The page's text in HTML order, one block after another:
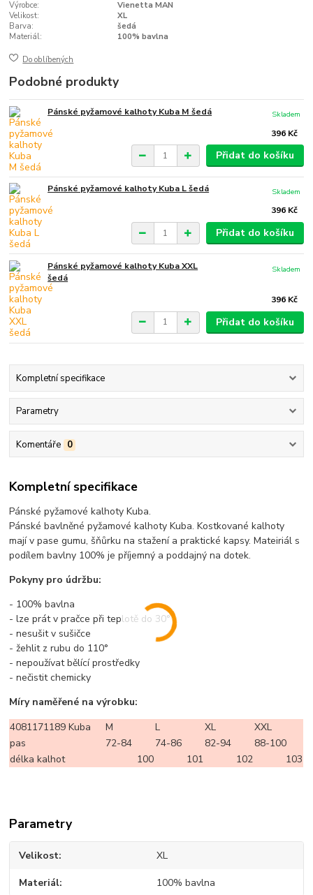
Výrobce:
Vienetta MAN
Velikost:
XL
Barva:
šedá
Materiál:
100% bavlna
Do oblíbených
Podobné produkty
Pánské pyžamové kalhoty Kuba M šedá
396 Kč
Skladem
Přidat do košíku
Pánské pyžamové kalhoty Kuba L šedá
396 Kč
Skladem
Přidat do košíku
Pánské pyžamové kalhoty Kuba XXL
šedá
396 Kč
Skladem
Přidat do košíku
Kompletní specifikace
Parametry
Komentáře 0
Kompletní specifikace
Pánské pyžamové kalhoty Kuba.
Pánské bavlněné pyžamové kalhoty Kuba. Kostkované kalhoty
mají v pase gumu, šňůrku na stažení a praktické kapsy. Mateiriál s
podílem bavlny 100% je příjemný a poddajný na dotek.
Pokyny pro údržbu:
- 100% bavlna
- lze prát v pračce při teplotě do 30°
- nesušit v sušičce
- žehlit z rubu do 110°
- nepoužívat bělící prostředky
- nečistit chemicky
Míry naměřené na výrobku:
4081171189 Kuba
M L XL
XXL
pas
72-84 74-86 82-94
88-100
délka kalhot
100 101 102 103
Parametry
Velikost XL
Materiál 100% bavlna